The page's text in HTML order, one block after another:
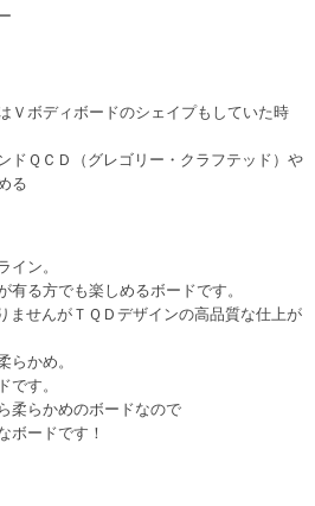
Ｖボディボードのシェイプもしていた時
ドＱＣＤ（グレゴリー・クラフテッド）や
る
イン。
る方でも楽しめるボードです。
ませんがＴＱＤデザインの高品質な仕上が
らかめ。
です。
柔らかめのボードなので
ボードです！